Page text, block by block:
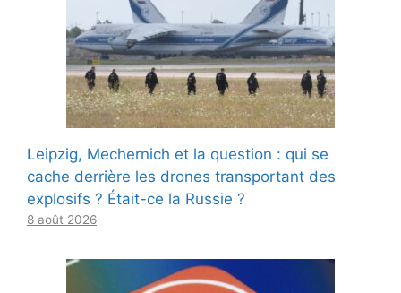
Leipzig, Mechernich et la question : qui se
cache derrière les drones transportant des
explosifs ? Était-ce la Russie ?
8 août 2026